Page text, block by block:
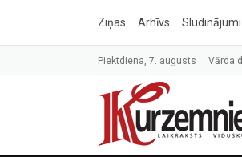
Ziņas Arhīvs Sludinājumi
Piektdiena, 7. augusts Vārda